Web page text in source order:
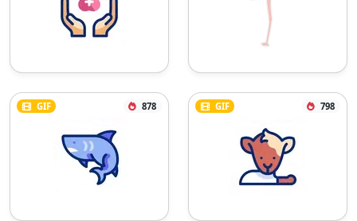
GIF 878 GIF 798